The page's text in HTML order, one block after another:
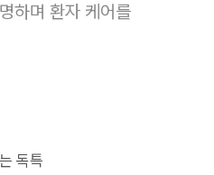
하며 환자 케어를
독특